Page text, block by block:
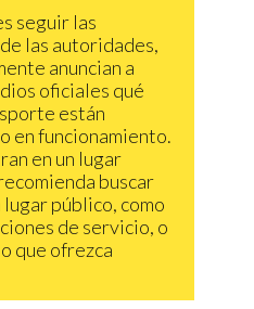
seguir las
las autoridades,
anuncian a
oficiales qué
están
en funcionamiento.
en un lugar
buscar
público, como
de servicio, o
que ofrezca